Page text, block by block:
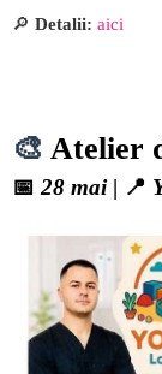
🔎 Detalii: aici
🎨 Atelier
📅 28 mai| 📍